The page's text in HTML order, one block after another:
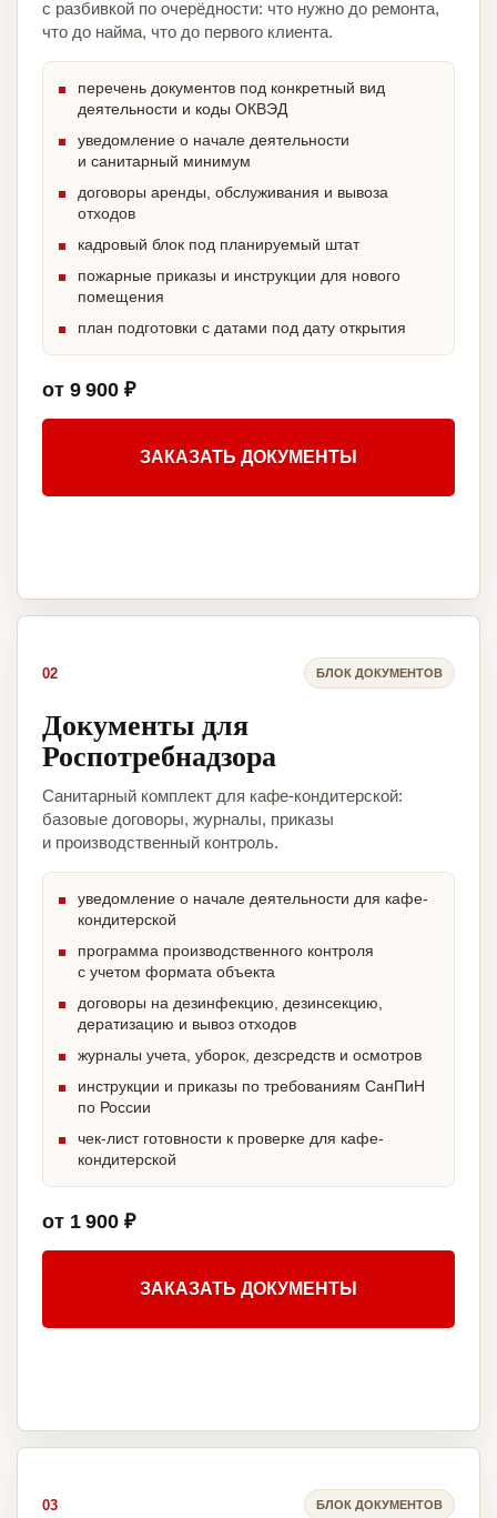
с разбивкой по очерёдности: что нужно до ремонта,
что до найма, что до первого клиента.
перечень документов под конкретный вид
деятельности и коды ОКВЭД
уведомление о начале деятельности
и санитарный минимум
договоры аренды, обслуживания и вывоза
отходов
кадровый блок под планируемый штат
пожарные приказы и инструкции для нового
помещения
план подготовки с датами под дату открытия
от 9 900 ₽
ЗАКАЗАТЬ ДОКУМЕНТЫ
02 БЛОК ДОКУМЕНТОВ
Документы для
Роспотребнадзора
Санитарный комплект для кафе-кондитерской:
базовые договоры, журналы, приказы
и производственный контроль.
уведомление о начале деятельности для кафе-
кондитерской
программа производственного контроля
с учетом формата объекта
договоры на дезинфекцию, дезинсекцию,
дератизацию и вывоз отходов
журналы учета, уборок, дезсредств и осмотров
инструкции и приказы по требованиям СанПиН
по России
чек-лист готовности к проверке для кафе-
кондитерской
от 1 900 ₽
ЗАКАЗАТЬ ДОКУМЕНТЫ
03 БЛОК ДОКУМЕНТОВ